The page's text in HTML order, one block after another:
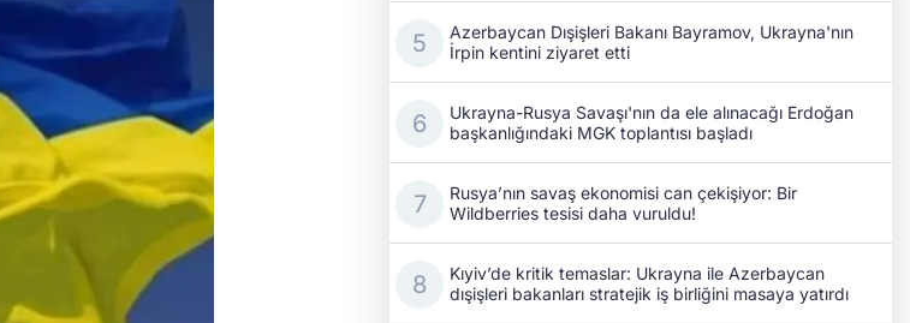
Azerbaycan Dışişleri Bakanı Bayramov, Ukrayna'nın
İrpin kentini ziyaret etti
Ukrayna-Rusya Savaşı'nın da ele alınacağı Erdoğan
başkanlığındaki MGK toplantısı başladı
Rusya’nın savaş ekonomisi can çekişiyor: Bir
Wildberries tesisi daha vuruldu!
Kıyiv’de kritik temaslar: Ukrayna ile Azerbaycan
dışişleri bakanları stratejik iş birliğini masaya yatırdı